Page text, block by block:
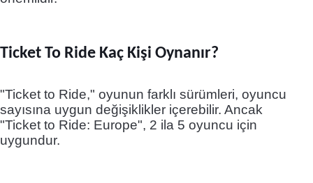
Ticket To Ride Kaç Kişi Oynanır?
"Ticket to Ride," oyunun farklı sürümleri, oyuncu
sayısına uygun değişiklikler içerebilir. Ancak
"Ticket to Ride: Europe", 2 ila 5 oyuncu için
uygundur.